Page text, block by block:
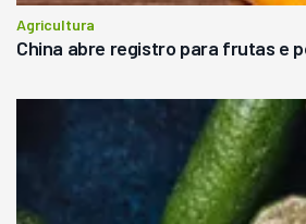
Agricultura
China abre registro para frutas e